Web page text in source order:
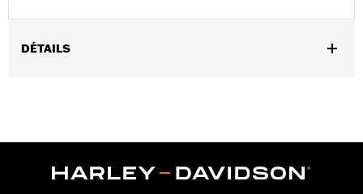
DÉTAILS
Collection: Defiance